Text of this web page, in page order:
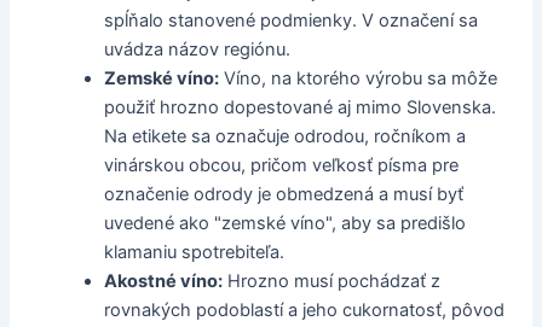
spĺňalo stanovené podmienky. V označení sa
uvádza názov regiónu.
Zemské víno: Víno, na ktorého výrobu sa môže
použiť hrozno dopestované aj mimo Slovenska.
Na etikete sa označuje odrodou, ročníkom a
vinárskou obcou, pričom veľkosť písma pre
označenie odrody je obmedzená a musí byť
uvedené ako "zemské víno", aby sa predišlo
klamaniu spotrebiteľa.
Akostné víno: Hrozno musí pochádzať z
rovnakých podoblastí a jeho cukornatosť, pôvod